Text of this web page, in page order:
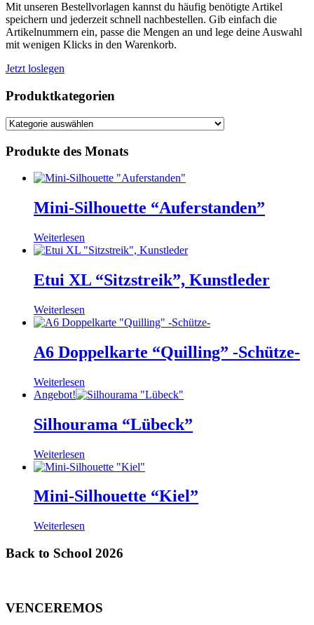
Mit unseren Bestellvorlagen kannst du häufig benötigte Artikel
speichern und jederzeit schnell nachbestellen. Gib einfach die
Artikelnummern ein, passe die Mengen an und lege deine Auswahl
mit wenigen Klicks in den Warenkorb.
Jetzt loslegen
Produktkategorien
Produkte des Monats
Mini-Silhouette “Auferstanden”
Weiterlesen
Etui XL “Sitzstreik”, Kunstleder
Weiterlesen
A6 Doppelkarte “Quilling” -Schütze-
Weiterlesen
Angebot!
Silhourama “Lübeck”
Weiterlesen
Mini-Silhouette “Kiel”
Weiterlesen
Back to School 2026
VENCEREMOS